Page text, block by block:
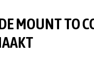
MOUNT TO